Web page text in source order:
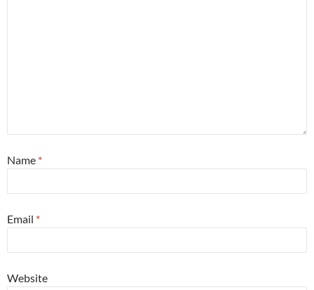
Name *
Email *
Website